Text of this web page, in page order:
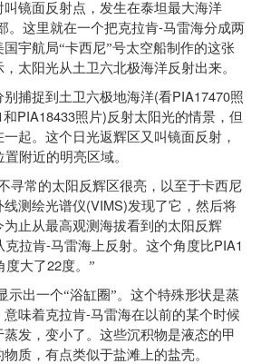
镜面反射点，发生在泰坦最大海洋
。这里就在一个把克拉肯-马雷海分成两
宇航局“卡西尼”号太空船制作的这张
太阳光从土卫六北极海洋反射出来。
捕捉到土卫六极地海洋(看PIA17470照
和PIA18433照片)反射太阳光的情景，但
起。这个日光返辉区又叫镜面反射，
置附近的明亮区域。
寻常的太阳反辉区很亮，以至于卡西尼
测绘光谱仪(VIMS)发现了它，然后将
止从最高观测海拔看到的太阳反辉
克拉肯-马雷海上反射。这个角度比PIA1
度大了22度。”
示出一个“浴缸圈”。这个特殊形状是蒸
意味着克拉肯-马雷海在以前的某个时候
发，变小了。这些沉积物是液态的甲
质，有点类似于盐滩上的盐壳。